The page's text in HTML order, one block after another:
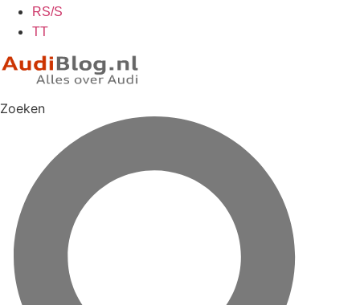
RS/S
TT
Zoeken